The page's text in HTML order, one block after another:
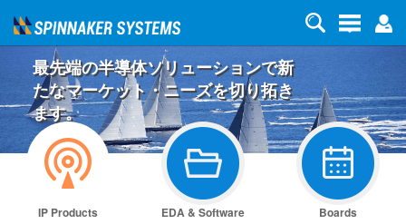
最先端の半導体ソリューションで新
たなマーケット・ニーズを切り拓き
ます。
IP Products EDA & Software Boards